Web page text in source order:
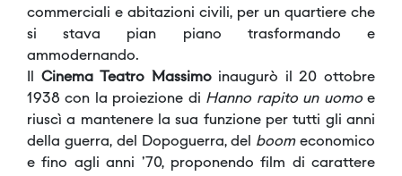
commerciali e abitazioni civili, per un quartiere che
si stava pian piano trasformando e
ammodernando.
Cinema Teatro Massimoinaugurò il 20 ottobre
1938 con la proiezione di Hanno rapito un uomoe
riuscì a mantenere la sua funzione per tutti gli anni
della guerra, del Dopoguerra, del boomeconomico
e fino agli anni '70, proponendo film di carattere